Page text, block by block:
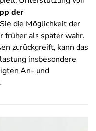
der
die Möglichkeit der
früher als später wahr.
zurückgreift, kann das
insbesondere
An- und